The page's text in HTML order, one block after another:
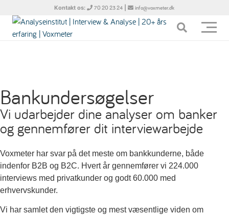
Kontakt os: 70 20 23 24 | info@voxmeter.dk
Bankundersøgelser
Vi udarbejder dine analyser om banker
og gennemfører dit interviewarbejde
Voxmeter har svar på det meste om bankkunderne, både
indenfor B2B og B2C. Hvert år gennemfører vi 224.000
interviews med privatkunder og godt 60.000 med
erhvervskunder.
Vi har samlet den vigtigste og mest væsentlige viden om